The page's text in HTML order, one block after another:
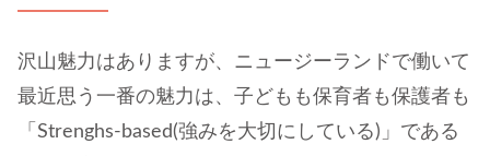
沢山魅力はありますが、ニュージーランドで働いて
最近思う一番の魅力は、子どもも保育者も保護者も
「Strenghs-based(強みを大切にしている)」である